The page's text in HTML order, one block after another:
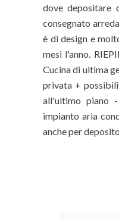
dove depositare
consegnato
è di design e
mesi l'anno.
Cucina di ultima
privata +
all'ultimo piano -
impianto aria
anche per